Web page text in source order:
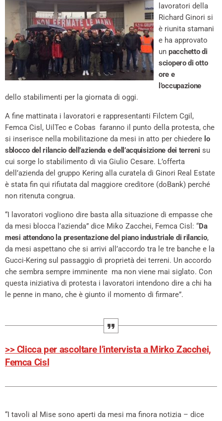
lavoratori della
Richard Ginori si
è riunita stamani
e ha approvato
un pacchetto di
sciopero di otto
ore e
l’occupazione
dello stabilimenti per la giornata di oggi.
A fine mattinata i lavoratori e rappresentanti Filctem Cgil,
Femca Cisl, UilTec e Cobas faranno il punto della protesta, che
si inserisce nella mobilitazione da mesi in atto per chiedere lo
sblocco del rilancio dell’azienda e dell’acquisizione dei terreni su
cui sorge lo stabilimento di via Giulio Cesare. L’offerta
dell’azienda del gruppo Kering alla curatela di Ginori Real Estate
è stata fin qui rifiutata dal maggiore creditore (doBank) perché
non ritenuta congrua.
“I lavoratori vogliono dire basta alla situazione di empasse che
da mesi blocca l’azienda” dice Miko Zacchei, Femca Cisl: “Da
mesi attendono la presentazione del piano industriale di rilancio,
da mesi aspettano che si arrivi all’accordo tra le tre banche e la
Gucci-Kering sul passaggio di proprietà dei terreni. Un accordo
che sembra sempre imminente ma non viene mai siglato. Con
questa iniziativa di protesta i lavoratori intendono dire a chi ha
le penne in mano, che è giunto il momento di firmare”.
>> Clicca per ascoltare l’intervista a Mirko Zacchei,
Femca Cisl
“I tavoli al Mise sono aperti da mesi ma finora notizia – dice